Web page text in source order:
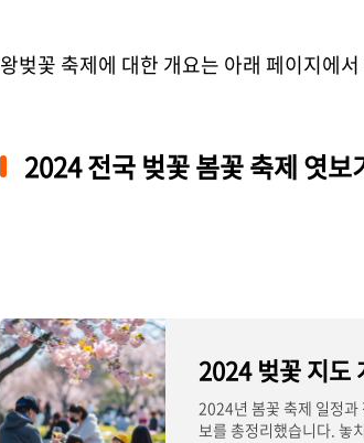
왕벚꽃 축제에 대한 개요는 아래 페이지에
2024 전국 벚꽃 봄꽃 축제 엿보
2024년 봄꽃 축제 일정과
보를 총정리했습니다. 놓